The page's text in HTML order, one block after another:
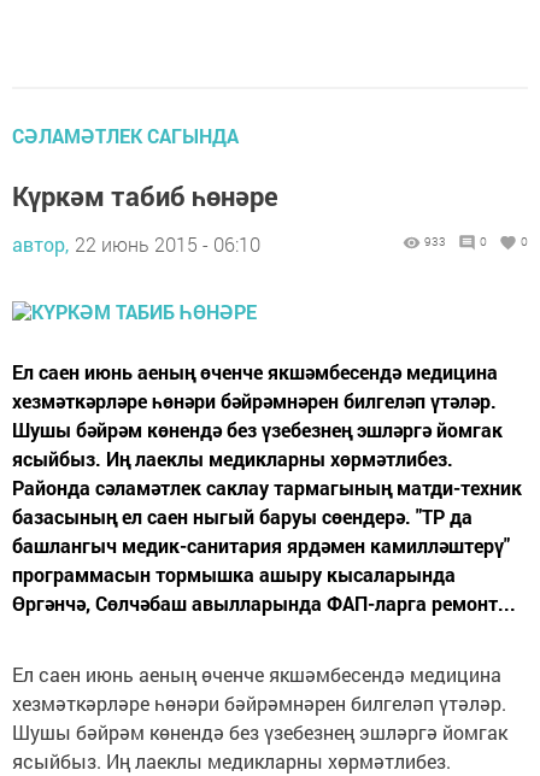
СӘЛАМӘТЛЕК САГЫНДА
Күркәм табиб һөнәре
автор, 22 июнь 2015 - 06:10 933 0 0
Ел саен июнь аеның өченче якшәмбесендә медицина
хезмәткәрләре һөнәри бәйрәмнәрен билгеләп үтәләр.
Шушы бәйрәм көнендә без үзебезнең эшләргә йомгак
ясыйбыз. Иң лаеклы медикларны хөрмәтлибез.
Районда сәламәтлек саклау тармагының матди-техник
базасының ел саен ныгый баруы сөендерә. "ТР да
башлангыч медик-санитария ярдәмен камилләштерү"
программасын тормышка ашыру кысаларында
Өргәнчә, Сөлчәбаш авылларында ФАП-ларга ремонт...
Ел саен июнь аеның өченче якшәмбесендә медицина
хезмәткәрләре һөнәри бәйрәмнәрен билгеләп үтәләр.
Шушы бәйрәм көнендә без үзебезнең эшләргә йомгак
ясыйбыз. Иң лаеклы медикларны хөрмәтлибез.